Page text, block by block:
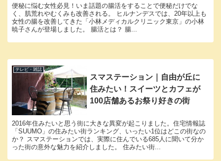
便秘に悩む女性必見！いま話題の腸活をすることで便秘だけでな
く、肌荒れやむくみも改善される。 ヒルナンデスでは、20年以上も
女性の腸を改善してきた「小林メディカルクリニック東京」の小林
暁子さんが登場しました。 腸活とは？ 腸...
テレビ・雑誌
スマステーション｜自由が丘に
住みたい！スイーツとカフェが
100店舗あるお祭り好きの街
2016年住みたいと思う街に大きな異変が起こりました。住宅情報誌
「SUUMO」の住みたい街ランキング、いったい1位はどこの街なの
か？ スマステーションでは、実際に住んでいる685人に聞いて分か
った街の意外な魅力を紹介しました。 住みたい街...